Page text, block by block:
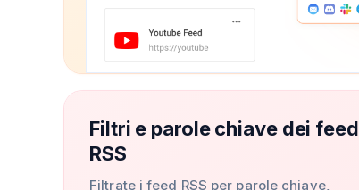
Filtri e parole chiave dei feed
RSS
Filtrate i feed RSS per parole chiave,